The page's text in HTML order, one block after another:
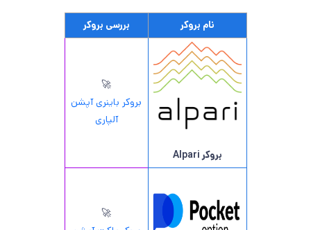
نام بروکر بررسی بروکر
بروکر Alpari
🚀
بروکر باینری آپشن
آلپاری
🚀